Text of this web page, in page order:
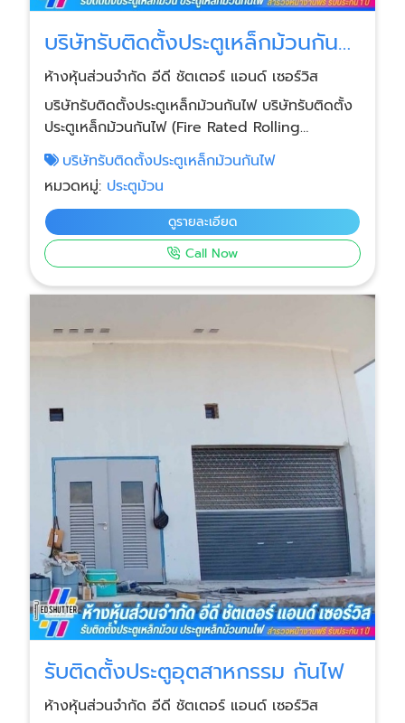
บริษัทรับติดตั้งประตูเหล็กม้วนกัน
ไฟ
ห้างหุ้นส่วนจำกัด อีดี ชัตเตอร์ แอนด์ เซอร์วิส
บริษัทรับติดตั้งประตูเหล็กม้วนกันไฟ บริษัทรับติดตั้ง
ประตูเหล็กม้วนกันไฟ (Fire Rated Rolling
Shutter) ให้บริการแบบครบวงจร ตั้งแต่วัดหน้างาน
ออกแบบ ผลิต ติดตั้ง และทดสอบระบบ โดยทีมช่าง
และวิศวกรผู้เชี่ยวชาญ เหมาะสำหรับอาคารที่ต้องการ
ระบบป้องกันอัคคีภัยตามมาตรฐานกฎหมายและความ
ปลอดภัย
บริษัทรับติดตั้งประตูเหล็กม้วนกันไฟ
หมวดหมู่: ประตูม้วน
ดูรายละเอียด
Call Now
รับติดตั้งประตูอุตสาหกรรม กันไฟ
ห้างหุ้นส่วนจำกัด อีดี ชัตเตอร์ แอนด์ เซอร์วิส